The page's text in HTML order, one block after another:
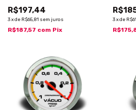
R$197,44
3xde R$65,81 sem juros
R$187,57 com Pix
3xde